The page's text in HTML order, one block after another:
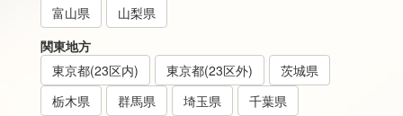
富山県
山梨県
関東地方
東京都(23区内)
東京都(23区外)
茨城県
栃木県
群馬県 埼玉県
千葉県